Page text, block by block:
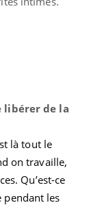
libérer de la
là tout le
on travaille,
Qu’est-ce
pendant les